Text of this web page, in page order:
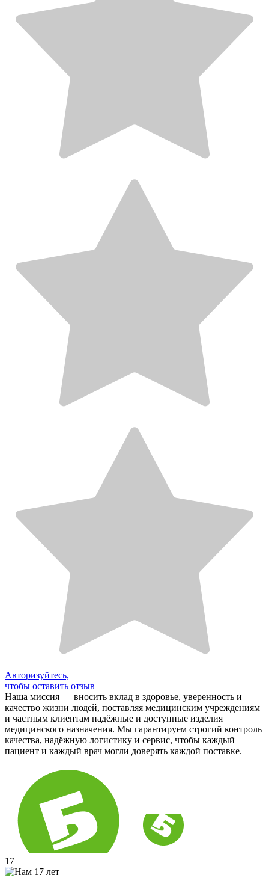
Авторизуйтесь,
чтобы оставить отзыв
Наша миссия — вносить вклад в здоровье, уверенность и
качество жизни людей, поставляя медицинским учреждениям
и частным клиентам надёжные и доступные изделия
медицинского назначения. Мы гарантируем строгий контроль
качества, надёжную логистику и сервис, чтобы каждый
пациент и каждый врач могли доверять каждой поставке.
17